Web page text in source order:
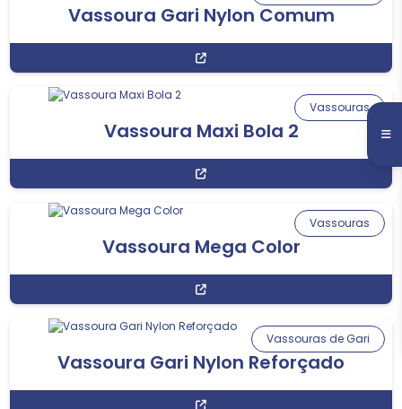
Vassoura Gari Nylon Comum
Vassoura Maxi Bola 2
Vassouras
Vassoura Mega Color
Vassouras
Vassoura Gari Nylon Reforçado
Vassouras de Gari